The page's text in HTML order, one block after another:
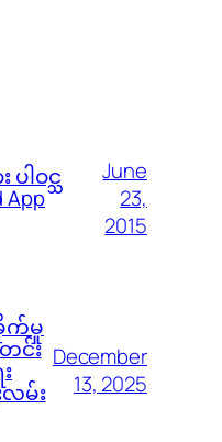
ါဝင္သ
June
23,
2015
က်မှု
င်း
မ်း
December
13, 2025